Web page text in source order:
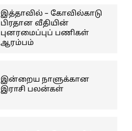
இத்தாவில் – கோவில்காடு
பிரதான வீதியின்
புனரமைப்புப் பணிகள்
ஆரம்பம்
இன்றைய நாளுக்கான
இராசி பலன்கள்